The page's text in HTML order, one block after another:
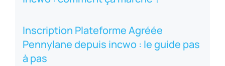
Inscription Plateforme Agréée
Pennylane depuis incwo : le guide pas
à pas